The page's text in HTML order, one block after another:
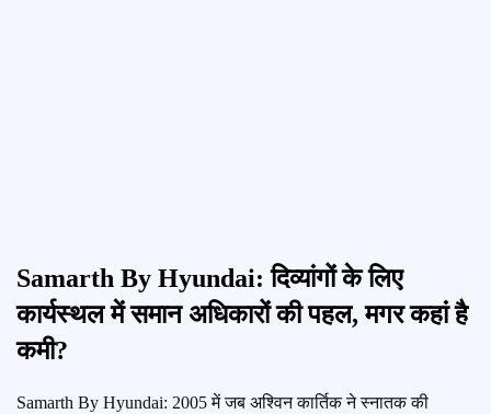
Samarth By Hyundai: दिव्यांगों के लिए
कार्यस्थल में समान अधिकारों की पहल, मगर कहां है
कमी?
Samarth By Hyundai: 2005 में जब अश्विन कार्तिक ने स्नातक की